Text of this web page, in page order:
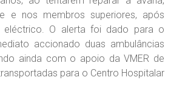
e nos membros superiores, após
O alerta foi dado para o
accionado duas ambulâncias
ainda com o apoio da VMER de
para o Centro Hospitalar